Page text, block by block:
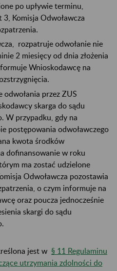
po upływie terminu,
Komisja Odwoławcza
rozpatruje odwołanie nie
2 miesięcy od dnia złożenia
Wnioskodawcę na
odwołania przez ZUS
skarga do sądu
W przypadku, gdy na
postępowania odwoławczego
kwota środków
dofinansowanie w roku
ma zostać udzielone
Odwoławcza pozostawia
o czym informuje na
oraz poucza jednocześnie
skargi do sądu
jest w § 11 Regulaminu
utrzymania zdolności do